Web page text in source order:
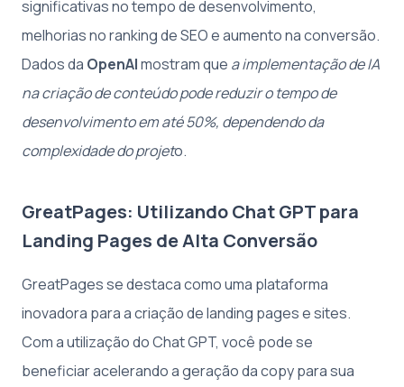
significativas no tempo de desenvolvimento,
melhorias no ranking de SEO e aumento na conversão.
Dados da OpenAImostram que a implementação de IA
na criação de conteúdo pode reduzir o tempo de
desenvolvimento em até 50%, dependendo da
complexidade do projeto.
GreatPages: Utilizando Chat GPT para
Landing Pages de Alta Conversão
GreatPages se destaca como uma plataforma
inovadora para a criação de landing pages e sites.
Com a utilização do Chat GPT, você pode se
beneficiar acelerando a geração da copy para sua